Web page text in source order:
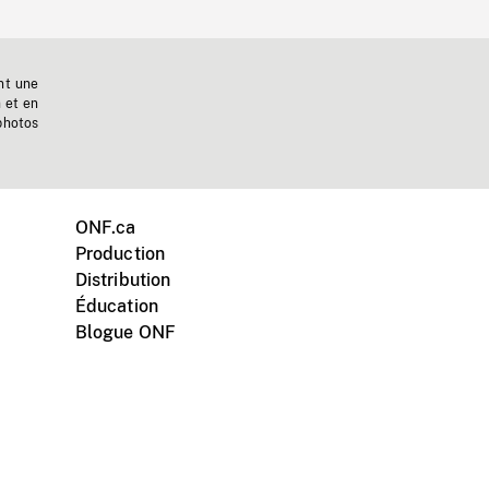
une
et en
ONF.ca
Production
Distribution
Éducation
Blogue ONF